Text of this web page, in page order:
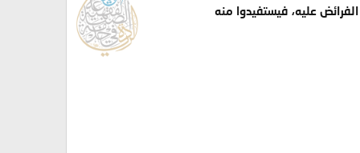
عليه، فيستفيدوا منه